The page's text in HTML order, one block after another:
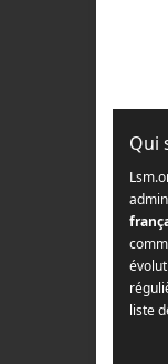
Qui
liste